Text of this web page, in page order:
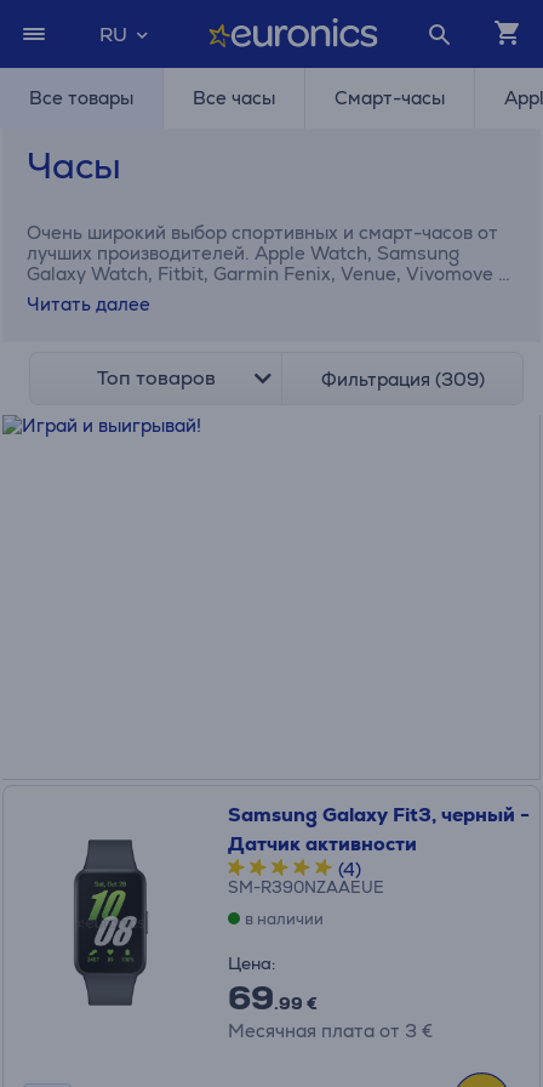
RU
Все товары Все часы Смарт-часы
Часы
Очень широкий выбор спортивных и смарт-часов от
лучших производителей. Apple Watch, Samsung
Galaxy Watch, Fitbit, Garmin Fenix, Venue, Vivomove и
другие смарт-часы Вы всегда найдете в Euronics!
Читать далее
Топ товаров Фильтрация (309)
Samsung Galaxy Fit3, черный -
Датчик активности
(4)
SM-R390NZAAEUE
в наличии
Цена:
69.99 €
Месячная плата от 3 €